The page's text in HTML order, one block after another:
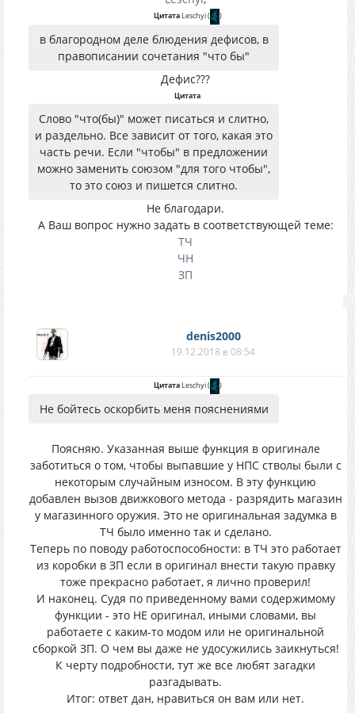
ЦитатаLeschyi( )
в благородном деле блюдения дефисов, в
правописании сочетания "что бы"
Дефис???
Цитата
Слово "что(бы)" может писаться и слитно,
и раздельно. Все зависит от того, какая это
часть речи. Если "чтобы" в предложении
можно заменить союзом "для того чтобы",
то это союз и пишется слитно.
Не благодари.
А Ваш вопрос нужно задать в соответствующей теме:
ТЧ
ЧН
ЗП
denis2000
19.12.2018 в 08:54
ЦитатаLeschyi( )
Не бойтесь оскорбить меня пояснениями
Поясняю. Указанная выше функция в оригинале
заботиться о том, чтобы выпавшие у НПС стволы были с
некоторым случайным износом. В эту функцию
добавлен вызов движкового метода - разрядить магазин
у магазинного оружия. Это не оригинальная задумка в
ТЧ было именно так и сделано.
Теперь по поводу работоспособности: в ТЧ это работает
из коробки в ЗП если в оригинал внести такую правку
тоже прекрасно работает, я лично проверил!
И наконец. Судя по приведенному вами содержимому
функции - это НЕ оригинал, иными словами, вы
работаете с каким-то модом или не оригинальной
сборкой ЗП. О чем вы даже не удосужились заикнуться!
К черту подробности, тут же все любят загадки
разгадывать.
Итог: ответ дан, нравиться он вам или нет.